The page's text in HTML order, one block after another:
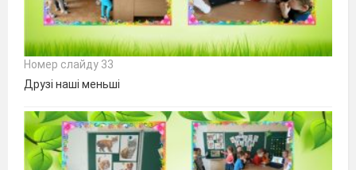
Номер слайду 33
Друзі наші меньші